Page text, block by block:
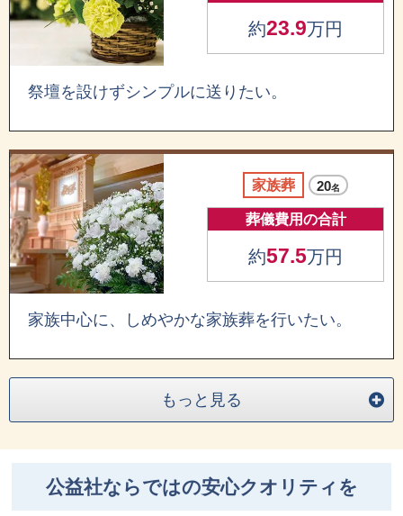
約23.9万円
祭壇を設けずシンプルに送りたい。
家族葬 20名
葬儀費用の合計
約57.5万円
家族中心に、しめやかな家族葬を行いたい。
もっと見る
公益社ならではの安心クオリティを